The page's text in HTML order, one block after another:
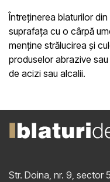
Întreținerea blaturilor
suprafața cu o cârpă
menține strălucirea și
produselor abrazive
de acizi sau alcalii.
Str. Doina, nr. 9, sector 5